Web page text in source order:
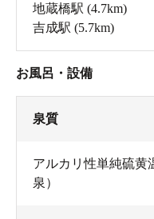
地蔵橋駅 (4.7km)
吉成駅 (5.7km)
お風呂・設備
泉質
アルカリ性単純硫黄
泉）